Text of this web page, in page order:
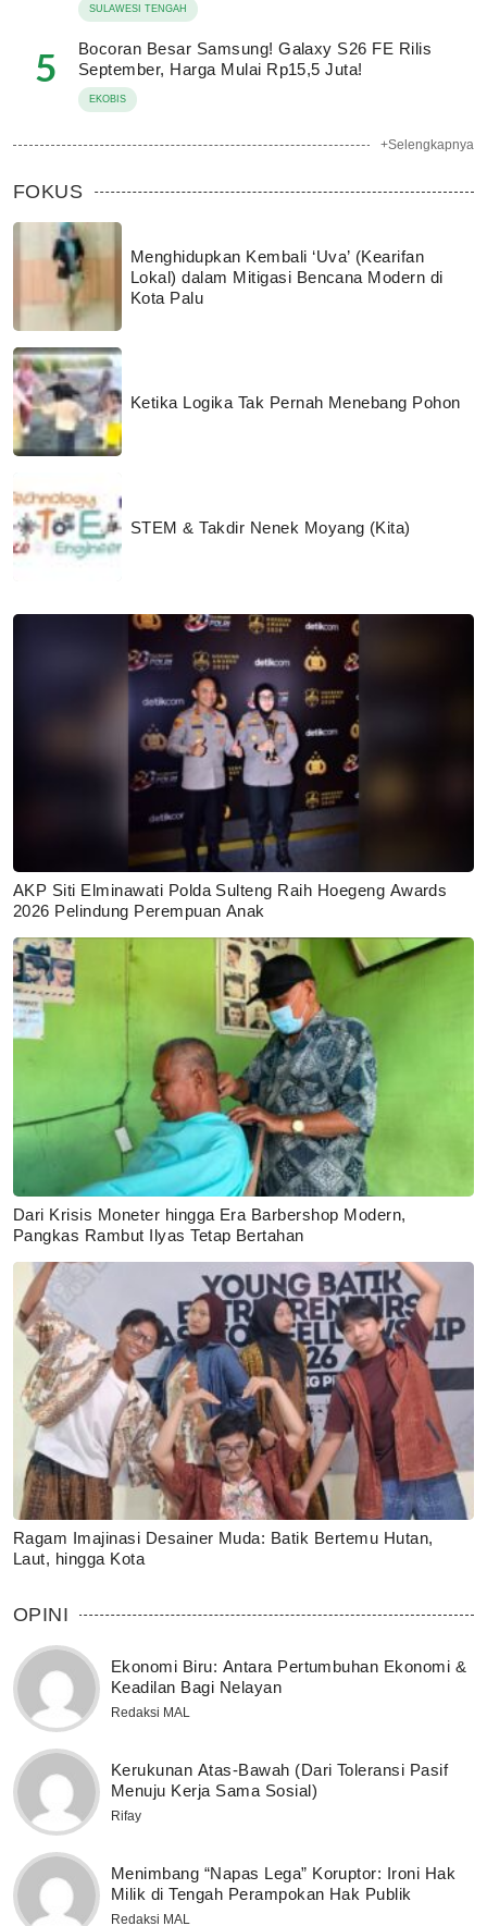
SULAWESI TENGAH
5
Bocoran Besar Samsung! Galaxy S26 FE Rilis
September, Harga Mulai Rp15,5 Juta!
EKOBIS
+Selengkapnya
FOKUS
Menghidupkan Kembali ‘Uva’ (Kearifan
Lokal) dalam Mitigasi Bencana Modern di
Kota Palu
Ketika Logika Tak Pernah Menebang Pohon
STEM & Takdir Nenek Moyang (Kita)
AKP Siti Elminawati Polda Sulteng Raih Hoegeng Awards
2026 Pelindung Perempuan Anak
Dari Krisis Moneter hingga Era Barbershop Modern,
Pangkas Rambut Ilyas Tetap Bertahan
Ragam Imajinasi Desainer Muda: Batik Bertemu Hutan,
Laut, hingga Kota
OPINI
Ekonomi Biru: Antara Pertumbuhan Ekonomi &
Keadilan Bagi Nelayan
Redaksi MAL
Kerukunan Atas-Bawah (Dari Toleransi Pasif
Menuju Kerja Sama Sosial)
Rifay
Menimbang “Napas Lega” Koruptor: Ironi Hak
Milik di Tengah Perampokan Hak Publik
Redaksi MAL